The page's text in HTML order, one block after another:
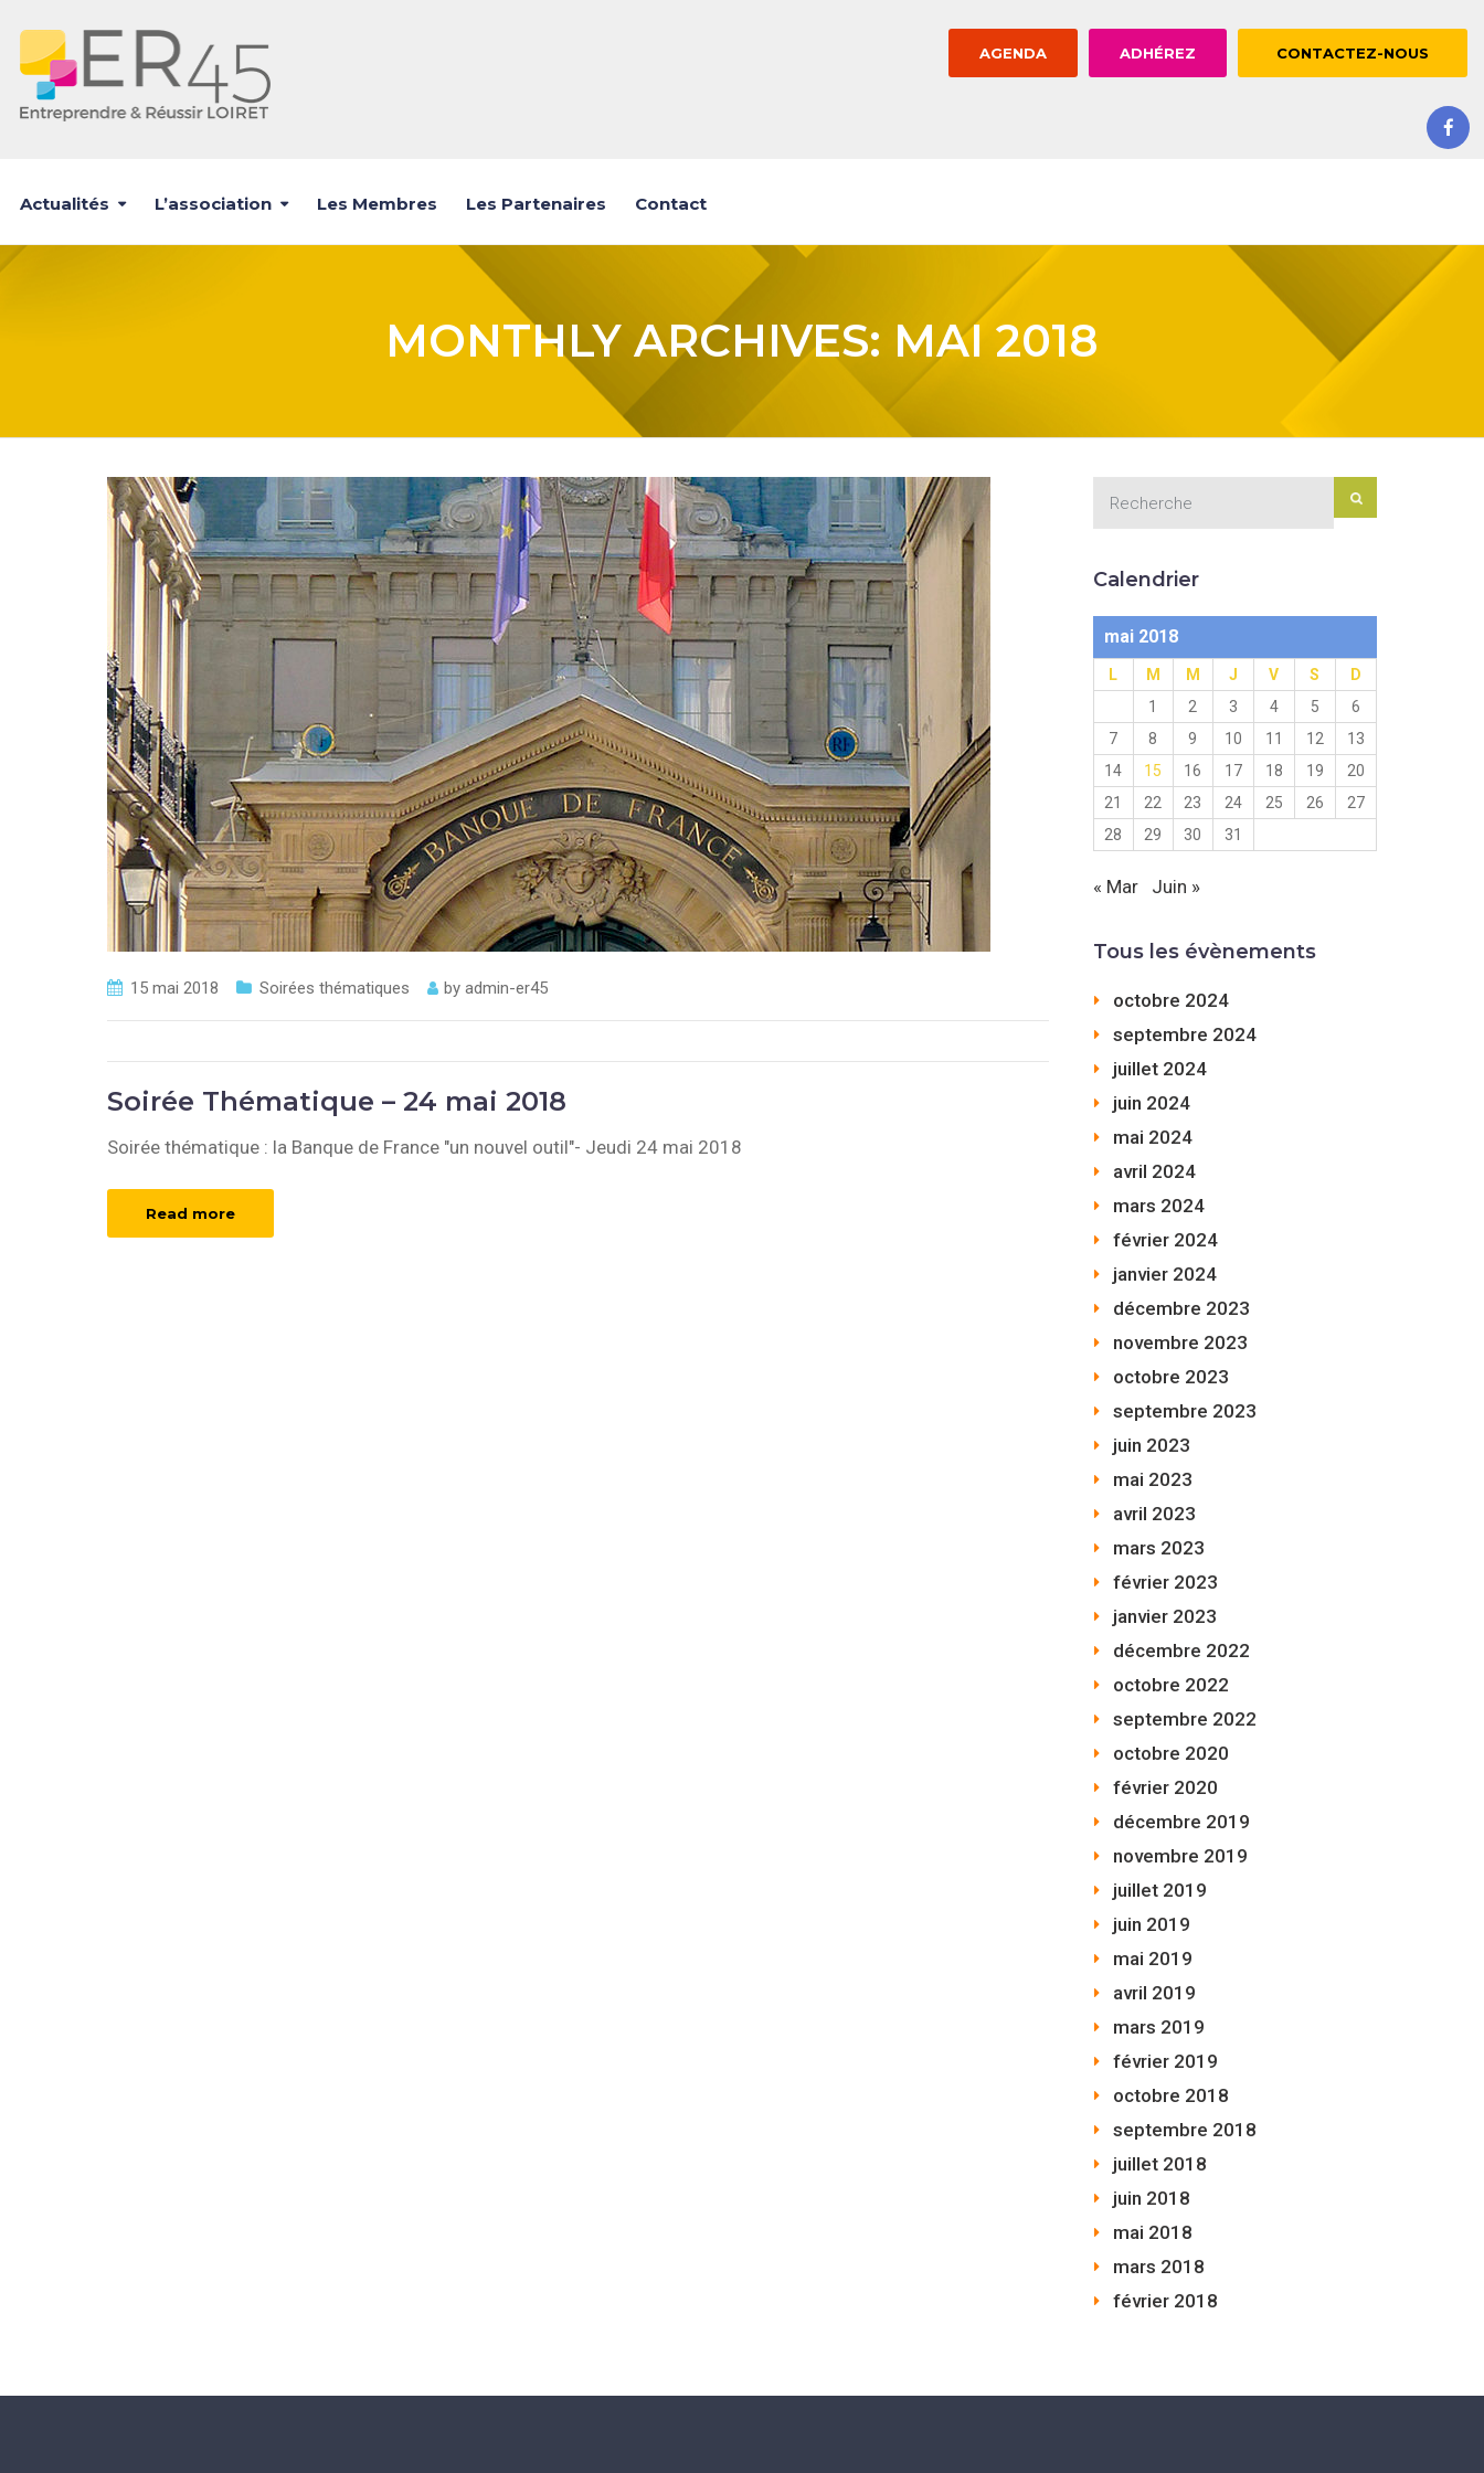
AGENDA ADHÉREZ CONTACTEZ-NOUS
Actualités L’association Les Membres Les Partenaires Contact
MONTHLY ARCHIVES: MAI 2018
15 mai 2018 Soirées thématiques by admin-er45
Soirée Thématique – 24 mai 2018
Soirée thématique : la Banque de France "un nouvel outil"- Jeudi 24 mai 2018
Read more
Calendrier
mai 2018
L M M J V S
D
1
2 3 4 5
6
7
8 9 10 11 12
13
14
15 16 17 18 19
20
21
22 23 24 25 26
27
28
29 30 31
« Mar Juin »
Tous les évènements
octobre 2024
septembre 2024
juillet 2024
juin 2024
mai 2024
avril 2024
mars 2024
février 2024
janvier 2024
décembre 2023
novembre 2023
octobre 2023
septembre 2023
juin 2023
mai 2023
avril 2023
mars 2023
février 2023
janvier 2023
décembre 2022
octobre 2022
septembre 2022
octobre 2020
février 2020
décembre 2019
novembre 2019
juillet 2019
juin 2019
mai 2019
avril 2019
mars 2019
février 2019
octobre 2018
septembre 2018
juillet 2018
juin 2018
mai 2018
mars 2018
février 2018